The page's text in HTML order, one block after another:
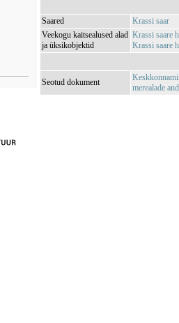
Saared
Krassi saar
Veekogu kaitsealused alad
ja üksikobjektid
Krassi saare
Krassi saare
Seotud dokument
merealade